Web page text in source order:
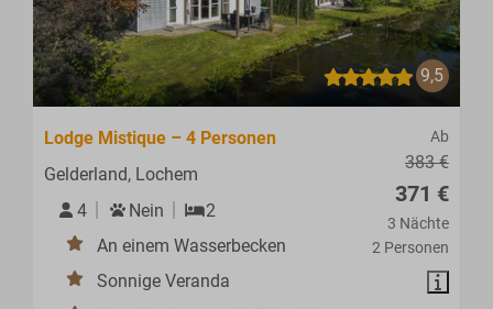
9,5
Ab
383 €
371 €
3 Nächte
2 Personen
Lodge Mistique – 4 Personen
Gelderland, Lochem
4
Nein
2
An einem Wasserbecken
Sonnige Veranda